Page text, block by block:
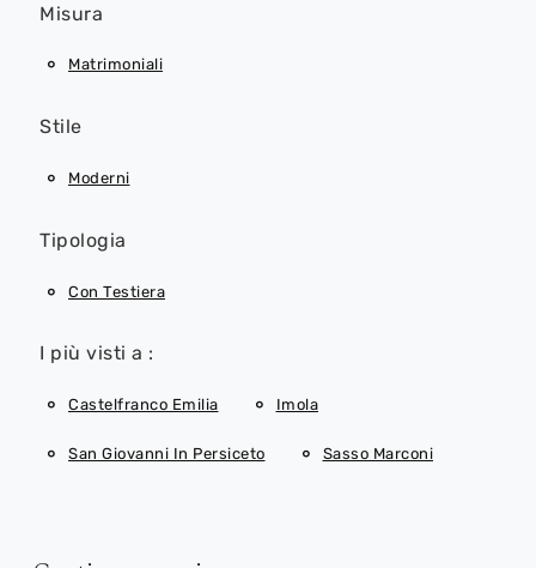
Misura
Matrimoniali
Stile
Moderni
Tipologia
Con Testiera
I più visti a :
Castelfranco Emilia Imola
San Giovanni In Persiceto Sasso Marconi